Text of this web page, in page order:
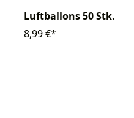
Luftballons 50 Stk.
8,99 €*